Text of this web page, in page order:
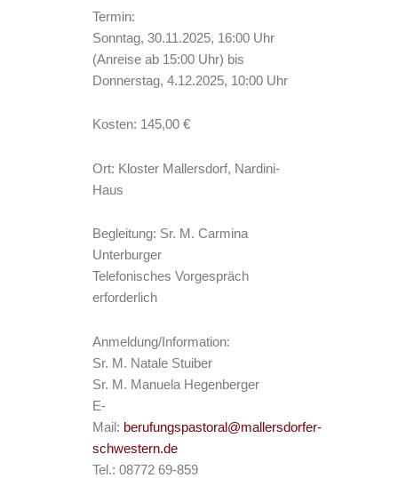
Termin:
Sonntag, 30.11.2025, 16:00 Uhr
(Anreise ab 15:00 Uhr) bis
Donnerstag, 4.12.2025, 10:00 Uhr
Kosten: 145,00 €
Ort: Kloster Mallersdorf, Nardini-
Haus
Begleitung: Sr. M. Carmina
Unterburger
Telefonisches Vorgespräch
erforderlich
Anmeldung/Information:
Sr. M. Natale Stuiber
Sr. M. Manuela Hegenberger
E-
Mail: berufungspastoral@mallersdorfer-
schwestern.de
Tel.: 08772 69-859